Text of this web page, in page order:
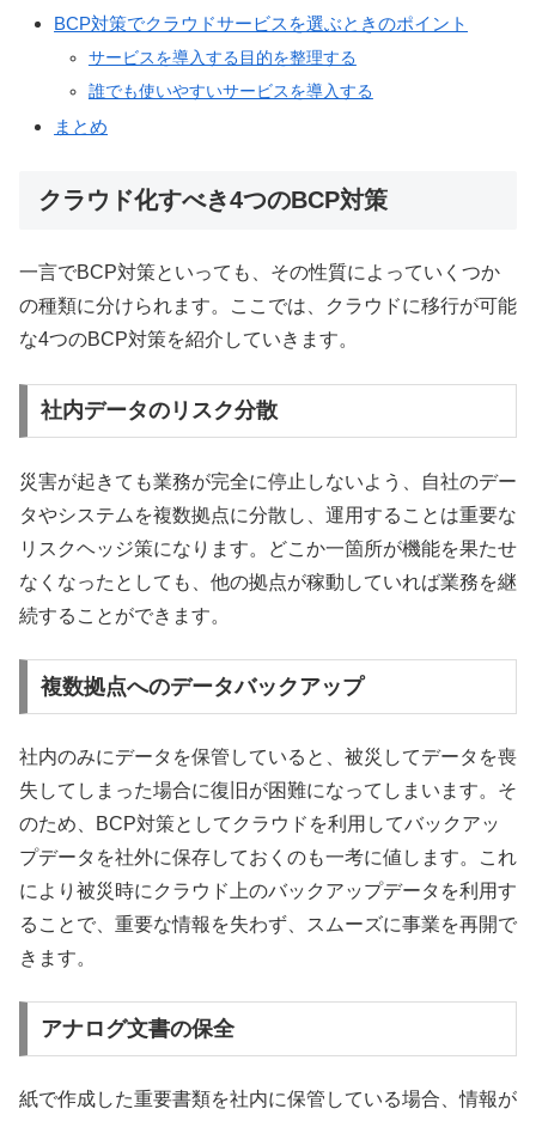
BCP対策でクラウドサービスを選ぶときのポイント
サービスを導入する目的を整理する
誰でも使いやすいサービスを導入する
まとめ
クラウド化すべき4つのBCP対策
一言でBCP対策といっても、その性質によっていくつか
の種類に分けられます。ここでは、クラウドに移行が可能
な4つのBCP対策を紹介していきます。
社内データのリスク分散
災害が起きても業務が完全に停止しないよう、自社のデー
タやシステムを複数拠点に分散し、運用することは重要な
リスクヘッジ策になります。どこか一箇所が機能を果たせ
なくなったとしても、他の拠点が稼動していれば業務を継
続することができます。
複数拠点へのデータバックアップ
社内のみにデータを保管していると、被災してデータを喪
失してしまった場合に復旧が困難になってしまいます。そ
のため、BCP対策としてクラウドを利用してバックアッ
プデータを社外に保存しておくのも一考に値します。これ
により被災時にクラウド上のバックアップデータを利用す
ることで、重要な情報を失わず、スムーズに事業を再開で
きます。
アナログ文書の保全
紙で作成した重要書類を社内に保管している場合、情報が